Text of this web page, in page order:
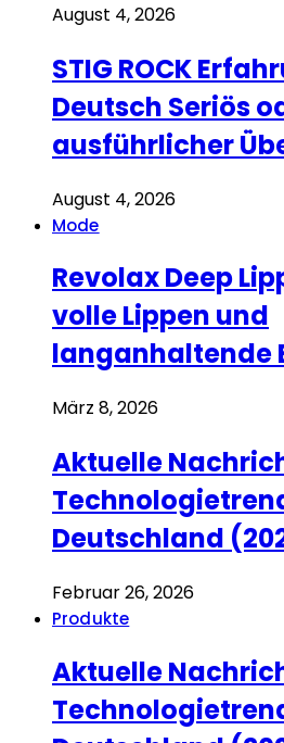
August 4, 2026
STIG ROCK
Deutsch Seriös
ausführlicher
August 4, 2026
Mode
Revolax Deep
volle Lippen und
langanhaltende
März 8, 2026
Aktuelle
Deutschland
Februar 26, 2026
Produkte
Aktuelle